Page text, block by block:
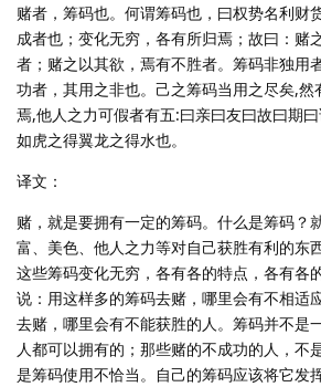
赌者，筹码也。何谓筹码也，曰权势名利
成者也；变化无穷，各有所归焉；故曰：赌
者；赌之以其欲，焉有不胜者。筹码非独用
功者，其用之非也。己之筹码当用之尽矣,然
焉,他人之力可假者有五:曰亲曰友曰故曰期
如虎之得翼龙之得水也。
译文：
赌，就是要拥有一定的筹码。什么是筹码？
富、美色、他人之力等对自己获胜有利的东
这些筹码变化无穷，各有各的特点，各有各
说：用这样多的筹码去赌，哪里会有不相适
去赌，哪里会有不能获胜的人。筹码并不是
人都可以拥有的；那些赌的不成功的人，不
是筹码使用不恰当。自己的筹码应该将它发